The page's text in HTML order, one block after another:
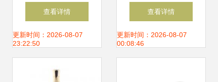
长酒酒点亮生活仪
式感
查看详情
更新时间：2026-08-07
23:22:50
了！潮人最爱的餐
酒Bar，High爆解
查看详情
更新时间：2026-08-07
00:08:46